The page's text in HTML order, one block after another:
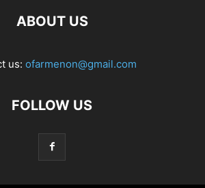
ABOUT US
us: ofarmenon@gmail.com
FOLLOW US